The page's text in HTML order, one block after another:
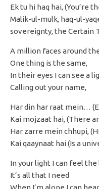
Ek tu hi haq hai, (You’re
Malik-ul-mulk, haq-ul-
sovereignty, the Certain
A million faces around
One thing is the same,
In their eyes I can see a
Calling out your name,
Har din har raat mein…
Kai mojzaat hai, (There
Har zarre mein chhupi,
Kai qaaynaat hai (Is a
In your light I can feel the
It’s all that I need